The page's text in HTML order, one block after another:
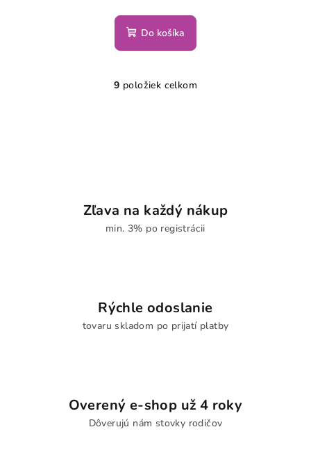
Do košíka
O
i
e
p
y
v
ý
9 položiek celkom
Zľava na každý nákup
min. 3% po registrácii
Rýchle odoslanie
tovaru skladom po prijatí platby
Overený e-shop už 4 roky
Dôverujú nám stovky rodičov